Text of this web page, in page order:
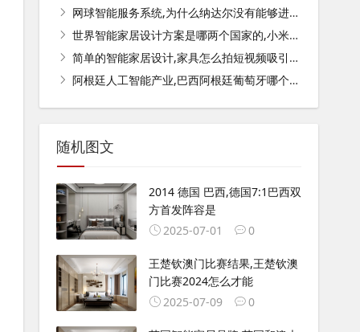
网球智能服务系统,为什么纳达尔没有能够进入2019MANBET-ATP年终总决赛半决赛却得了第一？
世界智能家居设计方案是哪两个国家的,小米智能家居全屋搭配方案？
简单的智能家居设计,家具怎么拍短视频吸引人？
阿根廷人工智能产业,巴西阿根廷葡萄牙哪个队厉害？
随机图文
2014 德国 巴西,德国7:1巴西双
方首发阵容是
2025-07-01
0
王楚钦澳门比赛结果,王楚钦澳
门比赛2024怎么才能
2025-07-09
0